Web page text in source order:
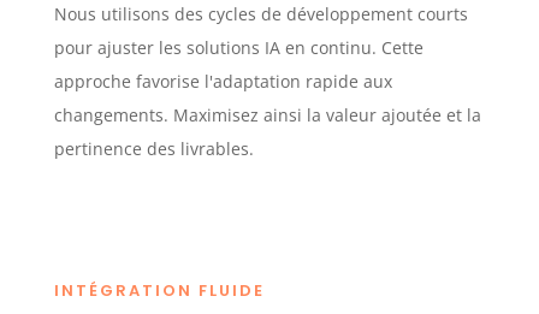
Nous utilisons des cycles de développement courts
pour ajuster les solutions IA en continu. Cette
approche favorise l'adaptation rapide aux
changements. Maximisez ainsi la valeur ajoutée et la
pertinence des livrables.
INTÉGRATION FLUIDE